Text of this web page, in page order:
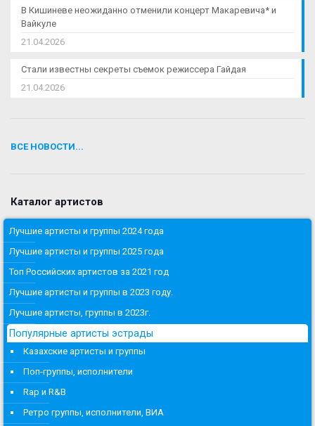
В Кишиневе неожиданно отменили концерт Макаревича* и
Вайкуле
21.04.2026
Стали известны секреты съемок режиссера Гайдая
21.04.2026
ВСЕ НОВОСТИ...
Каталог артистов
Лучшие артисты и группы 2024 года
Лучшие артисты и группы 2025 года
Топ Российских артистов за 2021 год
Лучшие артисты и группы в 2023 году.
Лучшие артисты, группы в 2023г.
Популярные артисты эстрады
Казахские артисты и группы
Поп-группы, исполнители
Rap и R&B
Ретро группы, исполнители, ВИА